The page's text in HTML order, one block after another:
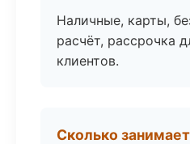
Наличные, карты,
расчёт, рассрочка
клиентов.
Сколько